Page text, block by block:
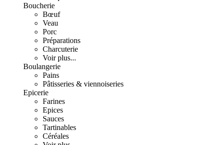
Boucherie
Bœuf
Veau
Porc
Préparations
Charcuterie
Voir plus...
Boulangerie
Pains
Pâtisseries & viennoiseries
Epicerie
Farines
Epices
Sauces
Tartinables
Céréales